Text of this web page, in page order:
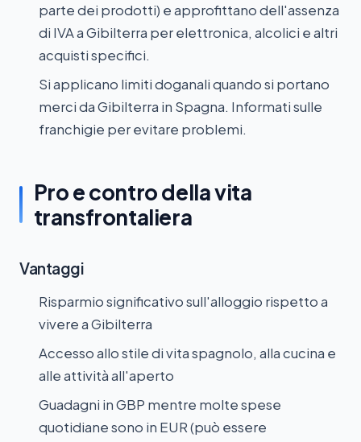
parte dei prodotti) e approfittano dell'assenza
di IVA a Gibilterra per elettronica, alcolici e altri
acquisti specifici.
Si applicano limiti doganali quando si portano
merci da Gibilterra in Spagna. Informati sulle
franchigie per evitare problemi.
Pro e contro della vita
transfrontaliera
Vantaggi
Risparmio significativo sull'alloggio rispetto a
vivere a Gibilterra
Accesso allo stile di vita spagnolo, alla cucina e
alle attività all'aperto
Guadagni in GBP mentre molte spese
quotidiane sono in EUR (può essere